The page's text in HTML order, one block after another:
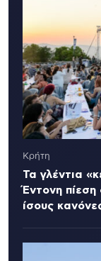
Κρήτη
Τα γλέντια
Έντονη πίεση
ίσους